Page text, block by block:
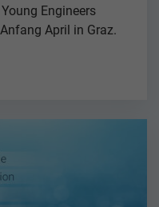
Engineers
April in Graz.